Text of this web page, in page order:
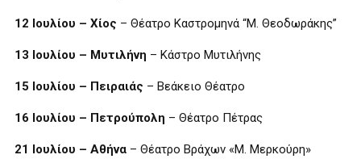
12 Ιουλίου – Χίος – Θέατρο Καστρομηνά “Μ. Θεοδωράκης”
13 Ιουλίου – Μυτιλήνη – Κάστρο Μυτιλήνης
15 Ιουλίου – Πειραιάς – Βεάκειο Θέατρο
16 Ιουλίου – Πετρούπολη – Θέατρο Πέτρας
21 Ιουλίου – Αθήνα – Θέατρο Βράχων «Μ. Μερκούρη»